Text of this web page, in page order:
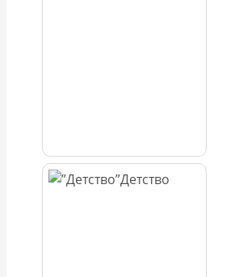
Детство